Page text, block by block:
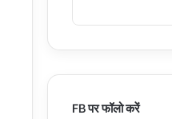
FB पर फॉलो करें